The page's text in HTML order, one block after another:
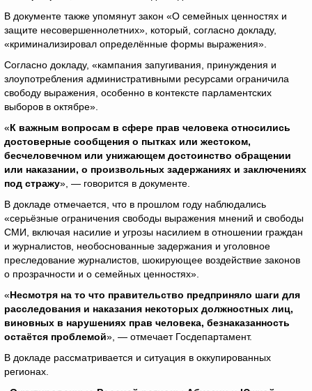
В документе также упомянут закон «О семейных ценностях и
защите несовершеннолетних», который, согласно докладу,
«криминализировал определённые формы выражения».
Согласно докладу, «кампания запугивания, принуждения и
злоупотребления административными ресурсами ограничила
свободу выражения, особенно в контексте парламентских
выборов в октябре».
«К важным вопросам в сфере прав человека относились
достоверные сообщения о пытках или жестоком,
бесчеловечном или унижающем достоинство обращении
или наказании, о произвольных задержаниях и заключениях
под стражу», — говорится в документе.
В докладе отмечается, что в прошлом году наблюдались
«серьёзные ограничения свободы выражения мнений и свободы
СМИ, включая насилие и угрозы насилием в отношении граждан
и журналистов, необоснованные задержания и уголовное
преследование журналистов, шокирующее воздействие законов
о прозрачности и о семейных ценностях».
«Несмотря на то что правительство предприняло шаги для
расследования и наказания некоторых должностных лиц,
виновных в нарушениях прав человека, безнаказанность
остаётся проблемой», — отмечает Госдепартамент.
В докладе рассматривается и ситуация в оккупированных
регионах.